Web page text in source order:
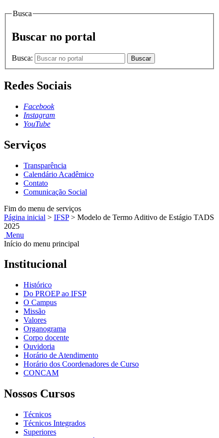
Busca
Buscar no portal
Busca: Buscar
Redes Sociais
Facebook
Instagram
YouTube
Serviços
Transparência
Calendário Acadêmico
Contato
Comunicação Social
Fim do menu de serviços
Página inicial > IFSP > Modelo de Termo Aditivo de Estágio TADS
2025
Menu
Início do menu principal
Institucional
Histórico
Do PROEP ao IFSP
O Campus
Missão
Valores
Organograma
Corpo docente
Ouvidoria
Horário de Atendimento
Horário dos Coordenadores de Curso
CONCAM
Nossos Cursos
Técnicos
Técnicos Integrados
Superiores